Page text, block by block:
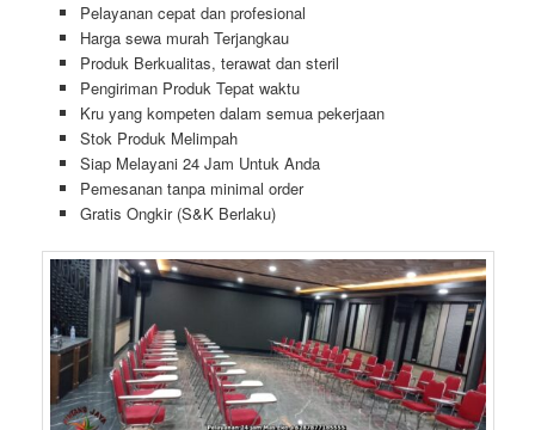
Pelayanan cepat dan profesional
Harga sewa murah Terjangkau
Produk Berkualitas, terawat dan steril
Pengiriman Produk Tepat waktu
Kru yang kompeten dalam semua pekerjaan
Stok Produk Melimpah
Siap Melayani 24 Jam Untuk Anda
Pemesanan tanpa minimal order
Gratis Ongkir (S&K Berlaku)